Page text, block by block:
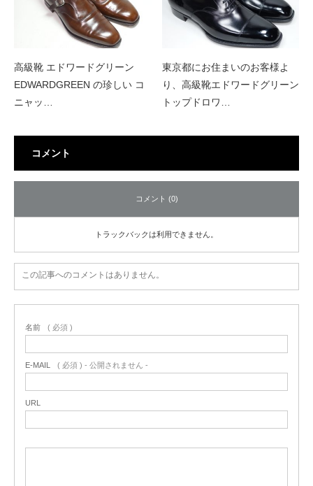
高級靴 エドワードグリーン
EDWARDGREEN の珍しい コ
ニャッ…
東京都にお住まいのお客様よ
り、高級靴エドワードグリーン
トップドロワ…
コメント
コメント (0)
トラックバックは利用できません。
この記事へのコメントはありません。
名前 ( 必須 )
E-MAIL ( 必須 ) - 公開されません -
URL